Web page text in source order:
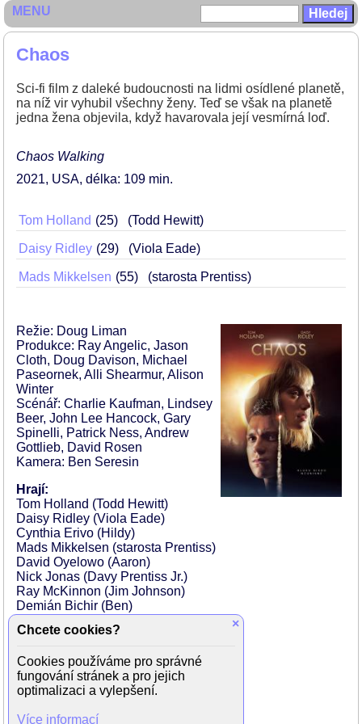
Chaos
Sci-fi film z daleké budoucnosti na lidmi osídlené planetě,
na níž vir vyhubil všechny ženy. Teď se však na planetě
jedna žena objevila, když havarovala její vesmírná loď.
Chaos Walking
2021 USA délka: 109 min
Tom Holland 25 (Todd Hewitt)
Daisy Ridley 29 (Viola Eade)
Mads Mikkelsen 55 (starosta Prentiss)
Režie: Doug Liman
Produkce: Ray Angelic, Jason
Cloth, Doug Davison, Michael
Paseornek, Alli Shearmur, Alison
Winter
Scénář: Charlie Kaufman, Lindsey
Beer, John Lee Hancock, Gary
Spinelli, Patrick Ness, Andrew
Gottlieb, David Rosen
Kamera: Ben Seresin
Hrají:
Tom Holland (Todd Hewitt)
Daisy Ridley (Viola Eade)
Cynthia Erivo (Hildy)
Mads Mikkelsen (starosta Prentiss)
David Oyelowo (Aaron)
Nick Jonas (Davy Prentiss Jr.)
Ray McKinnon (Jim Johnson)
Demián Bichir (Ben)
Óscar Jaenada (Wilf)
Vincent Leclerc (Daws)
Wendy Adeliyi (dudák)
Harrison Osterfield (Farnbranch Man)
MENU
×
Chcete cookies?
Cookies používáme pro správné
fungování stránek a pro jejich
optimalizaci a vylepšení.
Více informací